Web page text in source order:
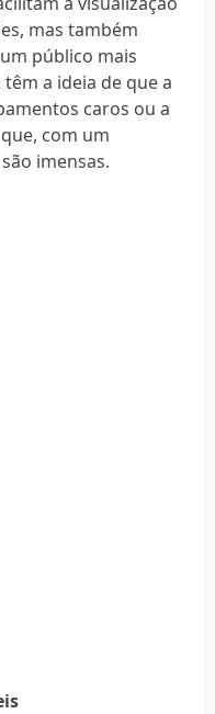
mas também
público mais
a ideia de que a
caros ou a
com um
imensas.